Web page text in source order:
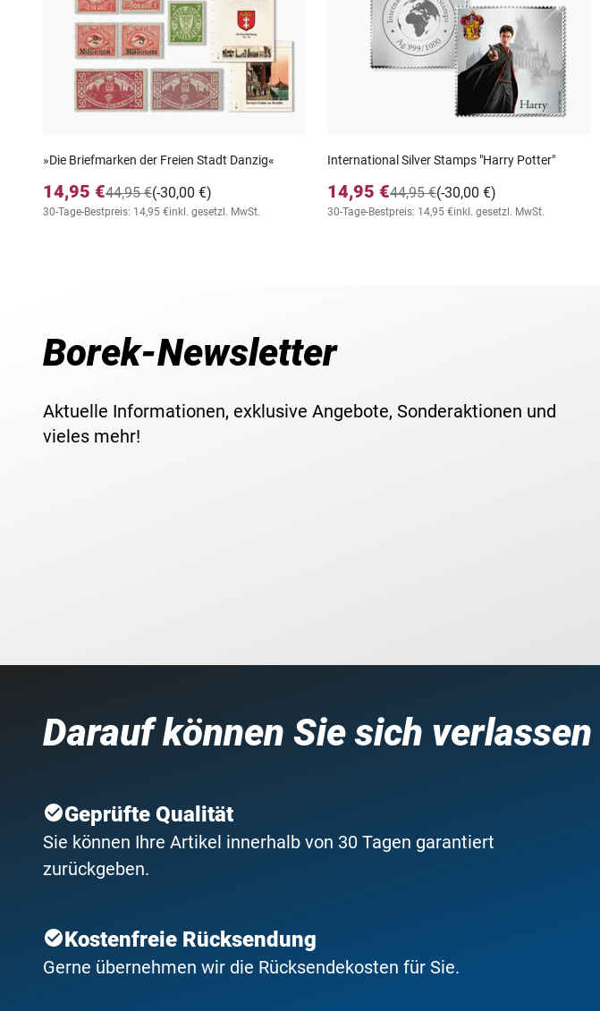
»Die Briefmarken der Freien Stadt Danzig«
14,95 € (-30,00 €)
44,95 €
30-Tage-Bestpreis: 14,95 €inkl. gesetzl. MwSt.
International Silver Stamps "Harry Potter"
14,95 € (-30,00 €)
44,95 €
30-Tage-Bestpreis: 14,95 €inkl. gesetzl. MwSt.
Borek-Newsletter
Aktuelle Informationen, exklusive Angebote, Sonderaktionen und
vieles mehr!
Darauf können Sie sich verlassen
Geprüfte Qualität
Sie können Ihre Artikel innerhalb von 30 Tagen garantiert
zurückgeben.
Kostenfreie Rücksendung
Gerne übernehmen wir die Rücksendekosten für Sie.